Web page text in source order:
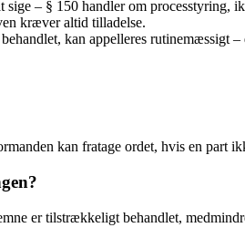
– § 150 handler om processtyring,
kræver altid tilladelse.
kan appelleres rutinemæssigt –
kan fratage ordet, hvis en part
er tilstrækkeligt behandlet,